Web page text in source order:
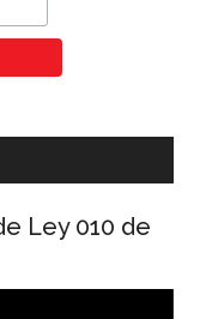
Ley 010 de